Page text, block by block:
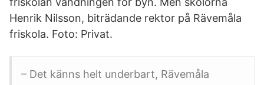
Henrik Nilsson, biträdande rektor på Rävemåla
friskola. Foto: Privat.
– Det känns helt underbart, Rävemåla